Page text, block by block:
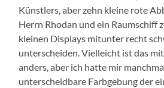
Künstlers, aber zehn kleine rote
Herrn Rhodan und ein Raumschiff
kleinen Displays mitunter recht
unterscheiden. Vielleicht ist das
anders, aber ich hatte mir
unterscheidbare Farbgebung der